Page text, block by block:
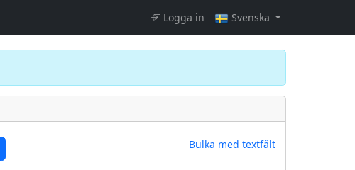
Logga in Svenska
Bulka med textfält